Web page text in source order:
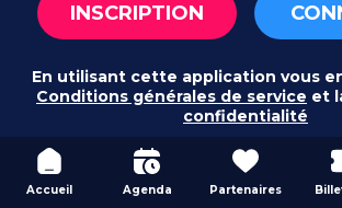
INSCRIPTION
En utilisant cette application vous
Conditions générales de service et
confidentialité
Accueil Agenda Partenaires